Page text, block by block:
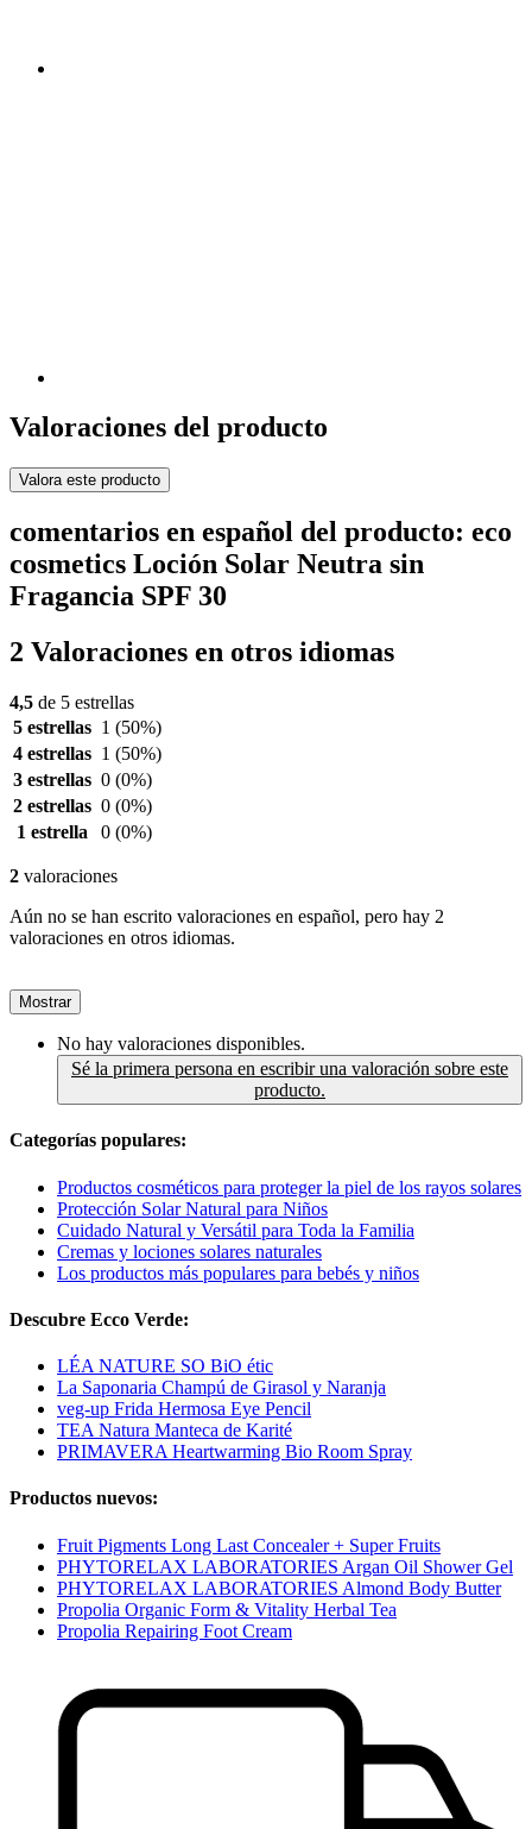
Valoraciones del producto
Valora este producto
comentarios en español del producto: eco
cosmetics Loción Solar Neutra sin
Fragancia SPF 30
2 Valoraciones en otros idiomas
4,5 de 5 estrellas
5 estrellas 1 (50%)
4 estrellas 1 (50%)
3 estrellas 0 (0%)
2 estrellas 0 (0%)
1 estrella
0 (0%)
2 valoraciones
Aún no se han escrito valoraciones en español, pero hay 2
valoraciones en otros idiomas.
Mostrar
No hay valoraciones disponibles.
Sé la primera persona en escribir una valoración sobre este
producto.
Categorías populares:
Productos cosméticos para proteger la piel de los rayos solares
Protección Solar Natural para Niños
Cuidado Natural y Versátil para Toda la Familia
Cremas y lociones solares naturales
Los productos más populares para bebés y niños
Descubre Ecco Verde:
LÉA NATURE SO BiO étic
La Saponaria Champú de Girasol y Naranja
veg-up Frida Hermosa Eye Pencil
TEA Natura Manteca de Karité
PRIMAVERA Heartwarming Bio Room Spray
Productos nuevos:
Fruit Pigments Long Last Concealer + Super Fruits
PHYTORELAX LABORATORIES Argan Oil Shower Gel
PHYTORELAX LABORATORIES Almond Body Butter
Propolia Organic Form & Vitality Herbal Tea
Propolia Repairing Foot Cream